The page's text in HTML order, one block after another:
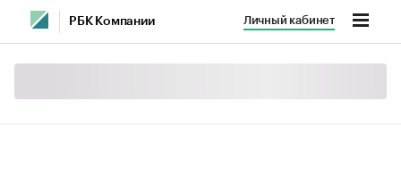
РБК Компании Личный кабинет